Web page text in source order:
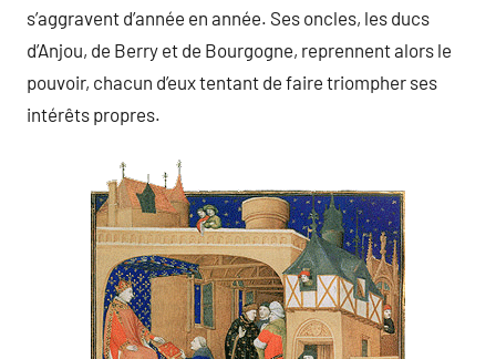
s’aggravent d’année en année. Ses oncles, les ducs
d’Anjou, de Berry et de Bourgogne, reprennent alors le
pouvoir, chacun d’eux tentant de faire triompher ses
intérêts propres.